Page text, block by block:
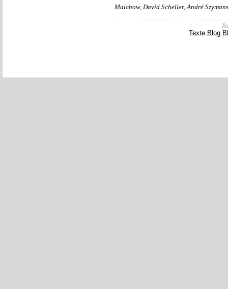
Malchow, David Scheller, André
Texte, Blog,